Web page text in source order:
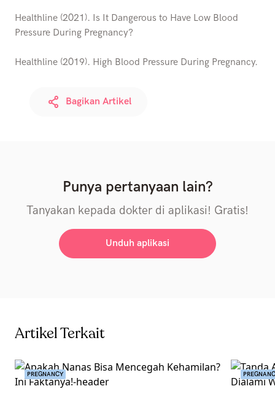
Healthline (2021). Is It Dangerous to Have Low Blood
Pressure During Pregnancy?
Healthline (2019). High Blood Pressure During Pregnancy.
Bagikan Artikel
Punya pertanyaan lain?
Tanyakan kepada dokter di aplikasi! Gratis!
Unduh aplikasi
Artikel Terkait
PREGNANCY